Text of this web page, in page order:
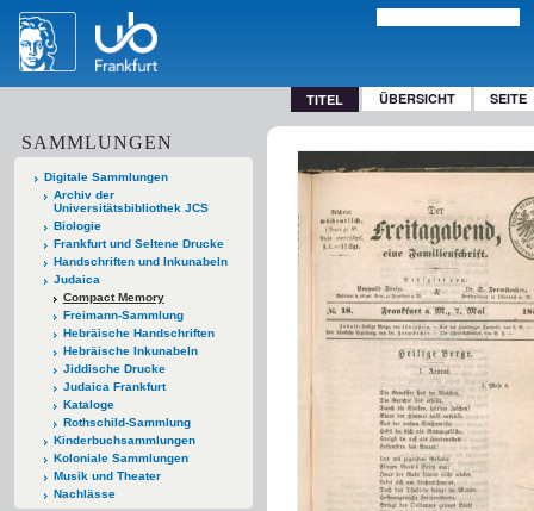
TITEL ÜBERSICHT SEITE
SAMMLUNGEN
Digitale Sammlungen
Archiv der
Universitätsbibliothek JCS
Biologie
Frankfurt und Seltene Drucke
Handschriften und Inkunabeln
Judaica
Compact Memory
Freimann-Sammlung
Hebräische Handschriften
Hebräische Inkunabeln
Jiddische Drucke
Judaica Frankfurt
Kataloge
Rothschild-Sammlung
Kinderbuchsammlungen
Koloniale Sammlungen
Musik und Theater
Nachlässe